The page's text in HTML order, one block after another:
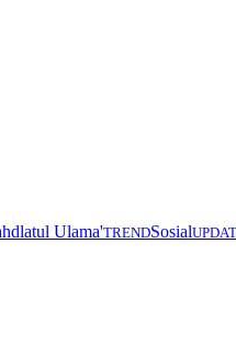
Ulama'TRENDSosial